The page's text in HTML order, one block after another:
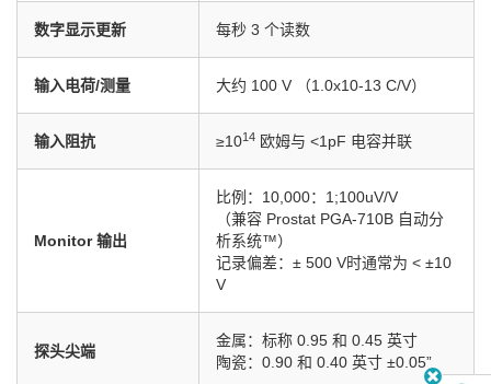
数字显示更新 每秒 3 个读数
输入电荷/测量 大约 100 V （1.0x10-13 C/V）
输入阻抗 ≥1014 欧姆与 <1pF 电容并联
Monitor 输出
比例：10,000：1;100uV/V
（兼容 Prostat PGA-710B 自动分
析系统™）
记录偏差：± 500 V时通常为 < ±10
V
探头尖端
金属：标称 0.95 和 0.45 英寸
陶瓷：0.90 和 0.40 英寸 ±0.05”